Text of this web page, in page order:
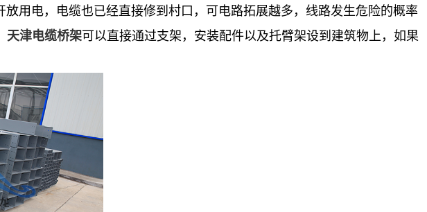
电，电缆也已经直接修到村口，可电路拓展越多，线路发生危险的概率
天津电缆桥架可以直接通过支架，安装配件以及托臂架设到建筑物上，如果